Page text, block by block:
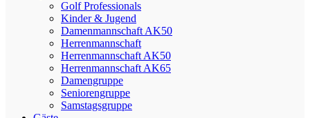
Golf Professionals
Kinder & Jugend
Damenmannschaft AK50
Herrenmannschaft
Herrenmannschaft AK50
Herrenmannschaft AK65
Damengruppe
Seniorengruppe
Samstagsgruppe